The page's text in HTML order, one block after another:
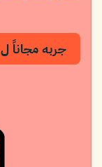
جربه مجاناً ل 14 يوماً